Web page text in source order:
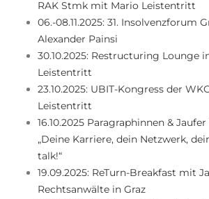
RAK Stmk mit Mario Leistentritt
06.-08.11.2025: 31. Insolvenzforum
Alexander Painsi
30.10.2025: Restructuring Lounge
Leistentritt
23.10.2025: UBIT-Kongress der
Leistentritt
16.10.2025 Paragraphinnen &
„Deine Karriere, dein Netzwerk,
talk!“
19.09.2025: ReTurn-Breakfast mit
Rechtsanwälte in Graz